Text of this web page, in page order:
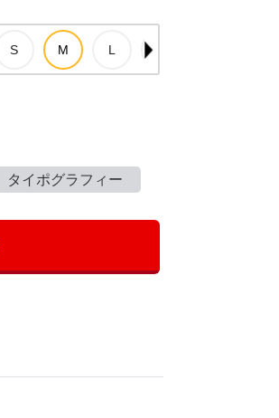
タイポグラフィー